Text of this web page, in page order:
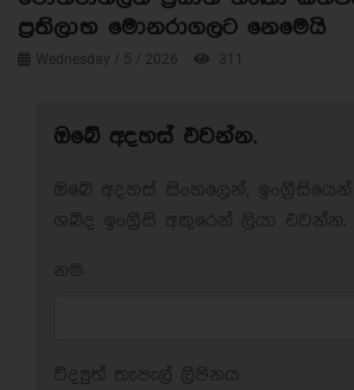
ප්‍රතිලාභ මොනරාගලට නෙමෙයි
Wednesday / 5 / 2026 311
ඔබේ අදහස් එවන්න.